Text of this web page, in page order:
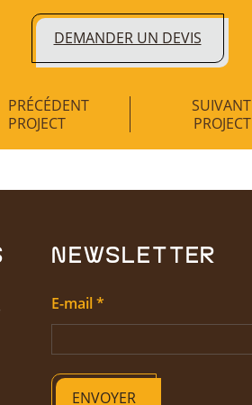
DEMANDER UN DEVIS
PRÉCÉDENT
PROJECT
SUIVANT
PROJECT
NEWSLETTER
E-mail*